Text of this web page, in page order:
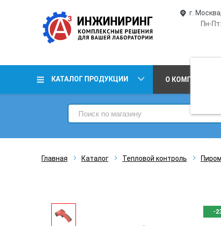
г.
Пн-
КАТАЛОГ ПРОДУКЦИИ О КОМПАНИИ
Главная Каталог Тепловой контроль
-